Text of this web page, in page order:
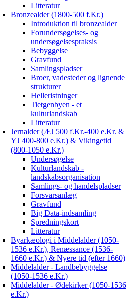
Litteratur
Bronzealder (1800-500 f.Kr.)
Introduktion til bronzealder
Forundersøgelses- og
undersøgelsespraksis
Bebyggelse
Gravfund
Samlingspladser
Broer, vadesteder og lignende
strukturer
Helleristninger
Tietgenbyen - et
kulturlandskab
Litteratur
Jernalder (ÆJ 500 f.Kr.-400 e.Kr. &
YJ 400-800 e.Kr.) & Vikingetid
(800-1050 e.Kr.)
Undersøgelse
Kulturlandskab -
landskabsorganisation
Samlings- og handelspladser
Forsvarsanlæg
Gravfund
Big Data-indsamling
Spredningskort
Litteratur
Byarkæologi i Middelalder (1050-
1536 e.Kr.), Renæssance (1536-
1660 e.Kr.) & Nyere tid (efter 1660)
Middelalder - Landbebyggelse
(1050-1536 e.Kr.)
Middelalder - Ødekirker (1050-1536
e.Kr.)